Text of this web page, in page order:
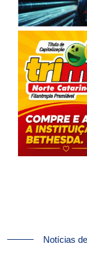
Notícias